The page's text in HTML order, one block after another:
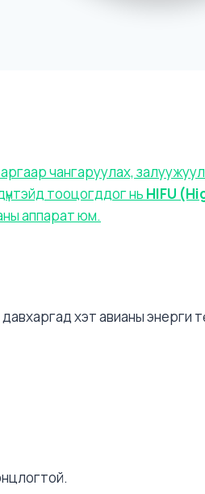
чангаруулах,
тооцогддог нь HIFU
аппарат юм.
хэт авианы энерги